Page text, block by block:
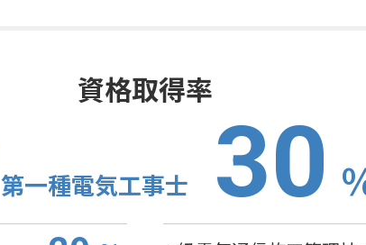
資格取得率
第一種電気工事士 30